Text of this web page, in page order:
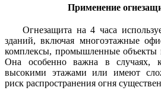
Применение
Огнезащита на 4 часа
зданий, включая многоэтажные
комплексы, промышленные объекты
Она особенно важна в случаях,
высокими этажами или имеют
риск распространения огня